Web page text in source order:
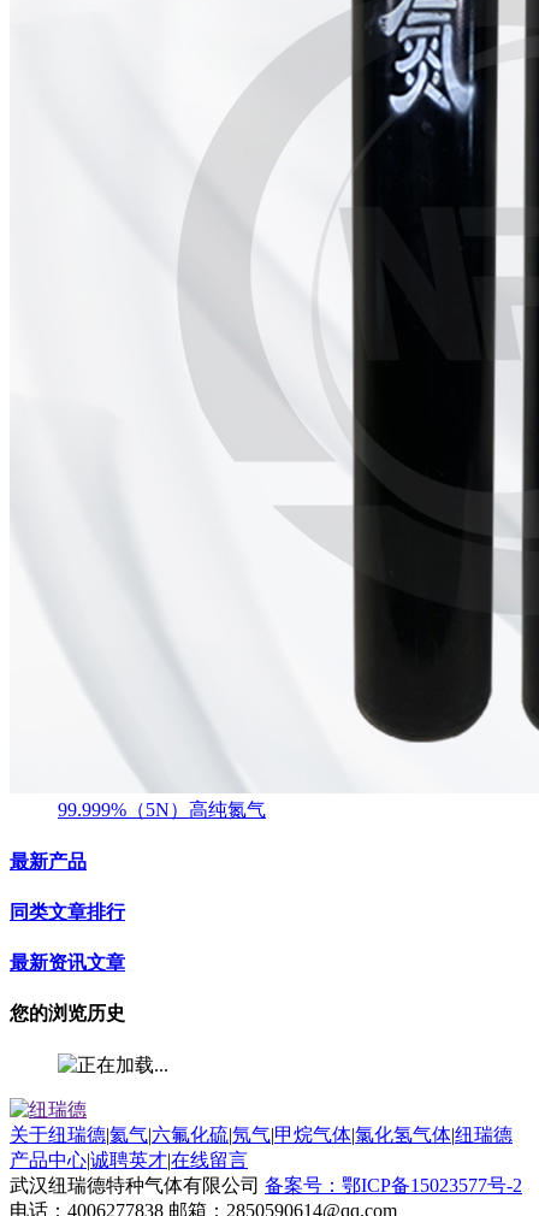
99.999%（5N）高纯氮气
最新产品
同类文章排行
最新资讯文章
您的浏览历史
关于纽瑞德|氦气|六氟化硫|氖气|甲烷气体|氯化氢气体|纽瑞德
产品中心|诚聘英才|在线留言
武汉纽瑞德特种气体有限公司 备案号：鄂ICP备15023577号-2
电话：4006277838 邮箱：2850590614@qq.com